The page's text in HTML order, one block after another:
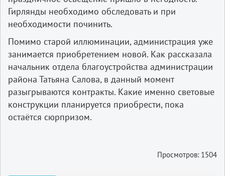
Гирлянды необходимо обследовать и при
необходимости починить.
Помимо старой иллюминации, администрация уже
занимается приобретением новой. Как рассказала
начальник отдела благоустройства администрации
района Татьяна Салова, в данный момент
разыгрываются контракты. Какие именно световые
конструкции планируется приобрести, пока
остаётся сюрпризом.
Просмотров: 1504